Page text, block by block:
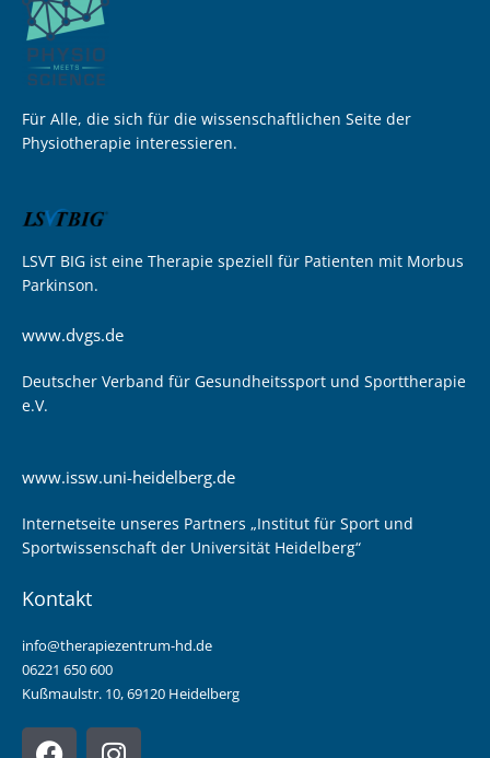
Für Alle, die sich für die wissenschaftlichen Seite der
Physiotherapie interessieren.
LSVT BIG ist eine Therapie speziell für Patienten mit Morbus
Parkinson.
www.dvgs.de
Deutscher Verband für Gesundheitssport und Sporttherapie
e.V.
www.issw.uni-heidelberg.de
Internetseite unseres Partners „Institut für Sport und
Sportwissenschaft der Universität Heidelberg“
Kontakt
info@therapiezentrum-hd.de
06221 650 600
Kußmaulstr. 10, 69120 Heidelberg
F I